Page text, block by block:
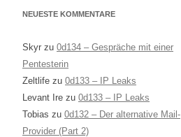
NEUESTE KOMMENTARE
Skyr zu 0d134 – Gespräche mit einer
Pentesterin
Zeltlife zu 0d133 – IP Leaks
Levant Ire zu 0d133 – IP Leaks
Tobias zu 0d132 – Der alternative Mail-
Provider (Part 2)